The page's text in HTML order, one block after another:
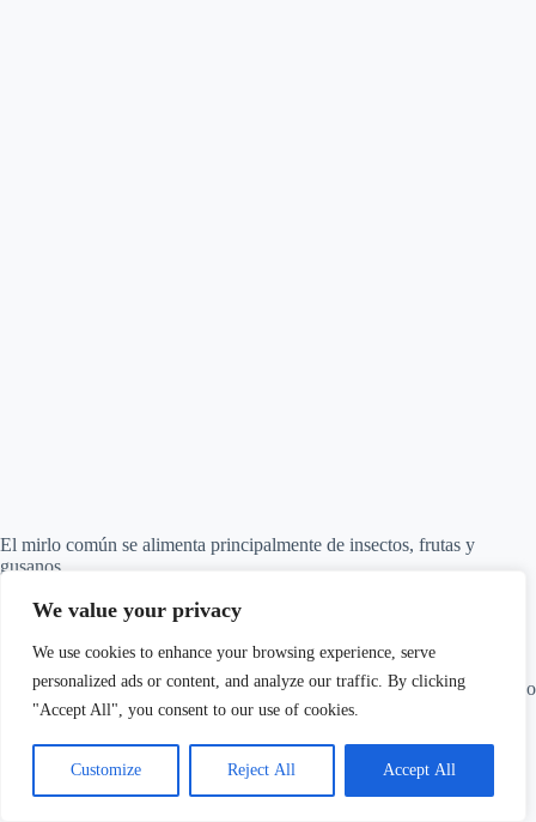
We value your privacy
We use cookies to enhance your browsing experience, serve
personalized ads or content, and analyze our traffic. By clicking
"Accept All", you consent to our use of cookies.
Customize Reject All Accept All
El mirlo común se alimenta principalmente de insectos, frutas y
gusanos.
Es una especie muy adaptable y puede encontrarse en una amplia
Su presencia en el jardín puede añadir belleza y alegría con su hermoso
canto.